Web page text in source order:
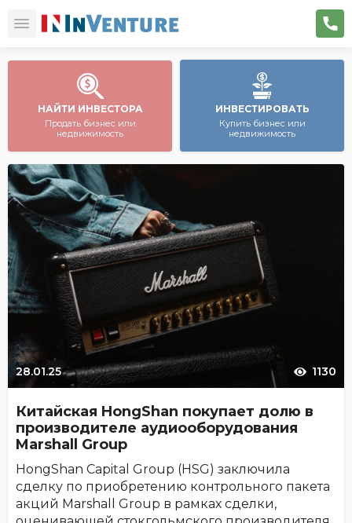
НАЙТИ ИНВЕСТОРА
Продать бизнес или
недвижимость
ИНВЕСТИРОВАТЬ
Купить бизнес или
недвижимость
28.01.25 1130
Китайская HongShan покупает долю в
производителе аудиооборудования
Marshall Group
HongShan Capital Group (HSG) заключила
сделку по приобретению контрольного пакета
акций Marshall Group в рамках сделки,